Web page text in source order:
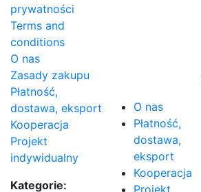
prywatności
Terms and
conditions
O nas
Zasady zakupu
Płatność,
dostawa, eksport
Kooperacja
Projekt
indywidualny
Kategorie:
O nas
Płatność,
dostawa,
eksport
Kooperacja